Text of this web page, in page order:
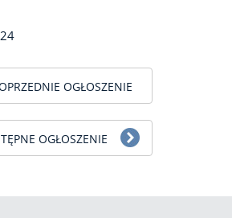
OGŁOSZENIE
OGŁOSZENIE